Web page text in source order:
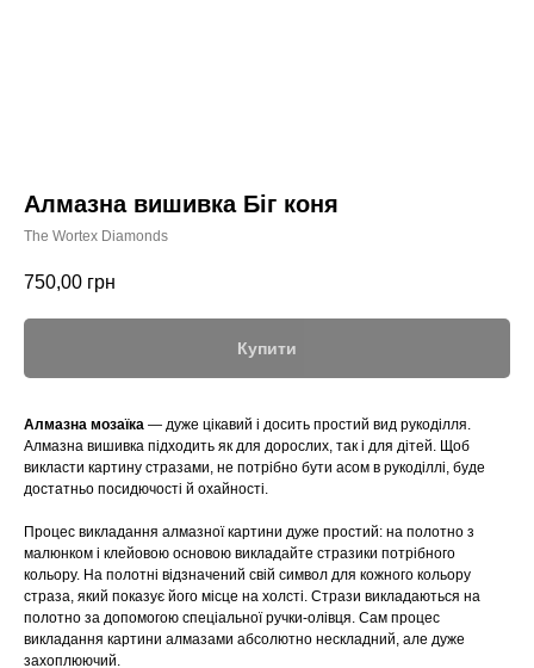
Алмазна вишивка Біг коня
The Wortex Diamonds
750,00 грн
Купити
Алмазна мозаїка — дуже цікавий і досить простий вид рукоділля.
Алмазна вишивка підходить як для дорослих, так і для дітей. Щоб
викласти картину стразами, не потрібно бути асом в рукоділлі, буде
достатньо посидючості й охайності.
Процес викладання алмазної картини дуже простий: на полотно з
малюнком і клейовою основою викладайте стразики потрібного
кольору. На полотні відзначений свій символ для кожного кольору
страза, який показує його місце на холсті. Стрази викладаються на
полотно за допомогою спеціальної ручки-олівця. Сам процес
викладання картини алмазами абсолютно нескладний, але дуже
захоплюючий.